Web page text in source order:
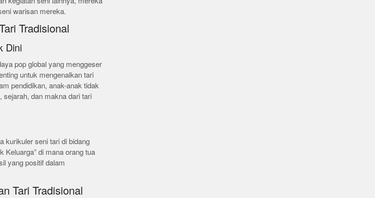
warisan mereka.
Tradisional
Dini
pop global yang menggeser
untuk mengenalkan tari
pendidikan, anak-anak tidak
sejarah, dan makna dari tari
kurikuler seni tari di bidang
Keluarga” di mana orang tua
yang positif dalam
Tari Tradisional